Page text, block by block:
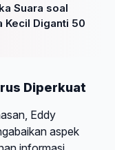
Suara soal
Kecil Diganti 50
Diperkuat
Eddy
aspek